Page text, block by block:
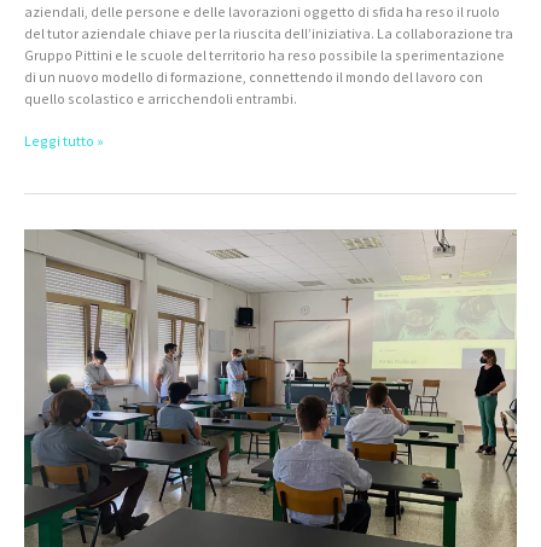
aziendali, delle persone e delle lavorazioni oggetto di sfida ha reso il ruolo
del tutor aziendale chiave per la riuscita dell’iniziativa. La collaborazione tra
Gruppo Pittini e le scuole del territorio ha reso possibile la sperimentazione
di un nuovo modello di formazione, connettendo il mondo del lavoro con
quello scolastico e arricchendoli entrambi.
Leggi tutto »
studenti
dell’Istituto
Bearzi
premiati
borse
studio
Pittini
Challenge